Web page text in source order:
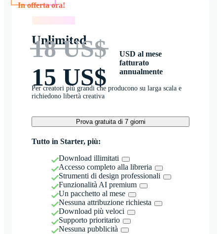
Unlimited
18 US$
15 US$
USD al mese
fatturato
annualmente
Per creatori più grandi che producono su larga scala e
richiedono libertà creativa
Prova gratuita di 7 giorni
Tutto in Starter, più:
Download illimitati
Accesso completo alla libreria
Strumenti di design professionali
Funzionalità AI premium
Un pacchetto al mese
Nessuna attribuzione richiesta
Download più veloci
Supporto prioritario
Nessuna pubblicità